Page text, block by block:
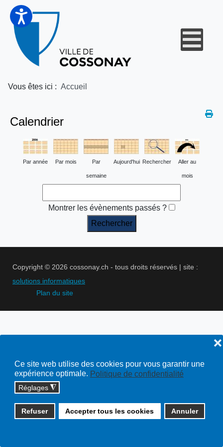
Ce site web utilise des cookies pour vous garantir une
expérience optimale. Politique de confidentialité
Réglages ◮
Refuser Accepter tous les cookies Annuler
❌
Vous êtes ici : Accueil
Calendrier
Par année Par mois Par
semaine
Aujourd'hui Rechercher Aller au
mois
Montrer les évènements passés ?
Copyright © 2026 cossonay.ch - tous droits réservés | site :
solutions informatiques
Plan du site